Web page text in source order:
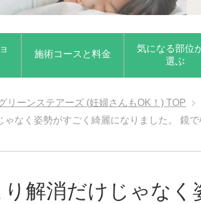
施術コースと料金
気になる部位
選ぶ
リーンステアーズ (妊婦さんもOK！) TOP
ゃなく姿勢がすごく綺麗になりました。 鏡
り解消だけじゃな